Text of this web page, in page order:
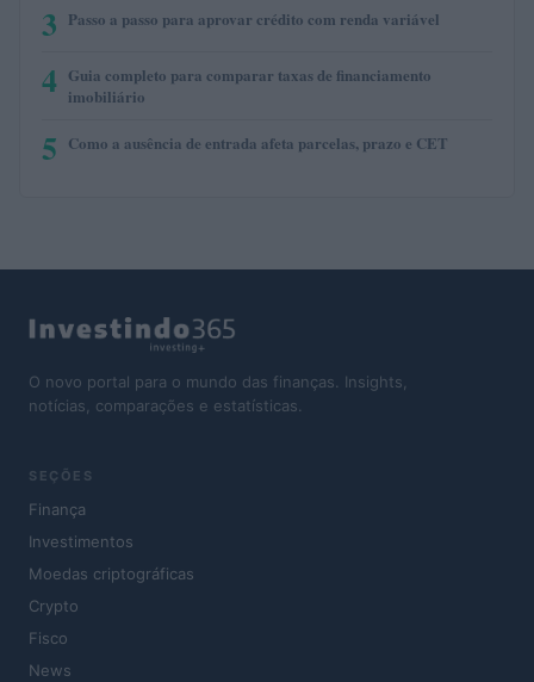
3 Passo a passo para aprovar crédito com renda variável
4 Guia completo para comparar taxas de financiamento
imobiliário
5 Como a ausência de entrada afeta parcelas, prazo e CET
O novo portal para o mundo das finanças. Insights,
notícias, comparações e estatísticas.
SEÇÕES
Finança
Investimentos
Moedas criptográficas
Crypto
Fisco
News